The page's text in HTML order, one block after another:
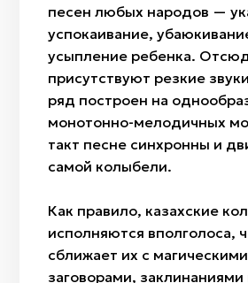
«Арпабас» (ячменная
песен любых народов —
успокаивание,
усыпление ребенка.
присутствуют резкие
ряд построен на
монотонно-мелодичных
такт песне синхронны и
самой колыбели.
Как правило, казахские
исполняются вполголоса,
сближает их с магическими
заговорами,